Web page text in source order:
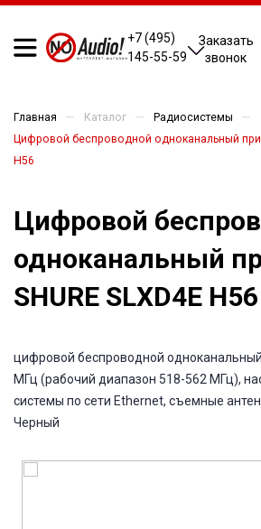
+7 (495)
145-55-59
Заказать
звонок
Главная — Каталог — Радиосистемы —
Цифровой беспроводной одноканальный
H56
Цифровой
одноканальный
SHURE SLXD4E H56
цифровой беспроводной
МГц (рабочий диапазон 518-562 МГц),
системы по сети Ethernet, съемные
Черный